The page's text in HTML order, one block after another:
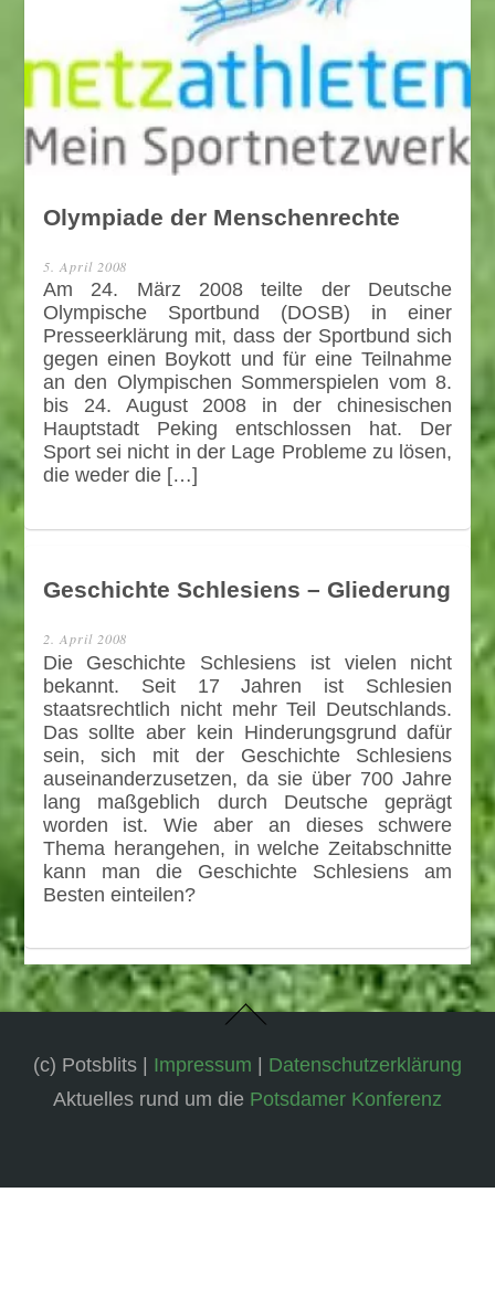
Olympiade der Menschenrechte
5. April 2008
Am 24. März 2008 teilte der Deutsche
Olympische Sportbund (DOSB) in einer
Presseerklärung mit, dass der Sportbund sich
gegen einen Boykott und für eine Teilnahme
an den Olympischen Sommerspielen vom 8.
bis 24. August 2008 in der chinesischen
Hauptstadt Peking entschlossen hat. Der
Sport sei nicht in der Lage Probleme zu lösen,
die weder die […]
Geschichte Schlesiens – Gliederung
2. April 2008
Die Geschichte Schlesiens ist vielen nicht
bekannt. Seit 17 Jahren ist Schlesien
staatsrechtlich nicht mehr Teil Deutschlands.
Das sollte aber kein Hinderungsgrund dafür
sein, sich mit der Geschichte Schlesiens
auseinanderzusetzen, da sie über 700 Jahre
lang maßgeblich durch Deutsche geprägt
worden ist. Wie aber an dieses schwere
Thema herangehen, in welche Zeitabschnitte
kann man die Geschichte Schlesiens am
Besten einteilen?
(c) Potsblits | Impressum | Datenschutzerklärung
Aktuelles rund um die Potsdamer Konferenz